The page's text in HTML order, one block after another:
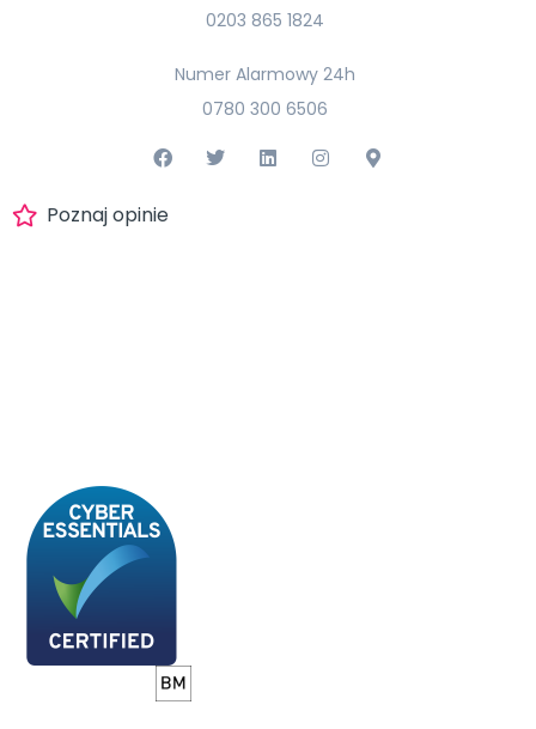
0203 865 1824
Numer Alarmowy 24h
0780 300 6506
Poznaj opinie